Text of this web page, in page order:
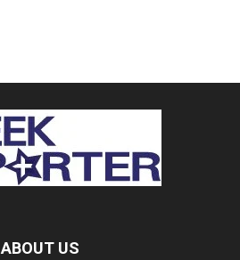
ABOUT US